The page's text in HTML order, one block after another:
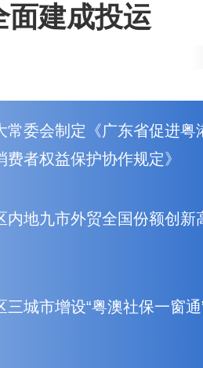
面建成投运
常委会制定《广东省促进粤
费者权益保护协作规定》
内地九市外贸全国份额创新
三城市增设“粤澳社保一窗通